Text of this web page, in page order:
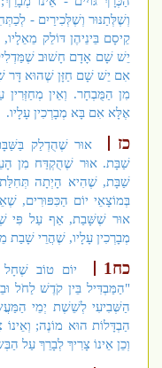
וְשֶׁלְּתַנּוּר וְשֶׁלְּכִירַיִם -
קֵיסָם בֵּינֵיהֶן דּוֹלֵק
יֵשׁ שָׁם אָדָם חָשׁוּב
אִם יֵשׁ שָׁם חַזָּן שֶׁהוּא דָּר
מִן הַמֻּבְחָר. וְאֵין מְחַזְּרִין
אֶלָּא אִם בָּא מְבָרְכִין עָלָיו.
אוּר שֶׁהֻדְלַק בַּשַּׁבָּת
שַׁבָּת. אוּר שֶׁהֻקְדַּח מִן
שַׁבָּת, שֶׁהִיא הָיְתָה תְּחִלַּת
בְּמוֹצָאֵי יוֹם הַכִּפּוּרִים,
אוּר שֶׁשָּׁבַת, אַף עַל פִּי
מְבָרְכִין עָלָיו, שֶׁהֲרֵי שָׁבַת
כח1
יוֹם טוֹב שֶׁחָל
"הַמַּבְדִּיל בֵּין קֹדֶשׁ לַחֹל וּבֵין
הַשְּׁבִיעִי לְשֵׁשֶׁת יְמֵי
הַבְדָּלוֹת הוּא מוֹנֶה; וְאֵינוֹ
וְכֵן אֵינוֹ צָרִיךְ לְבָרֵךְ עַל